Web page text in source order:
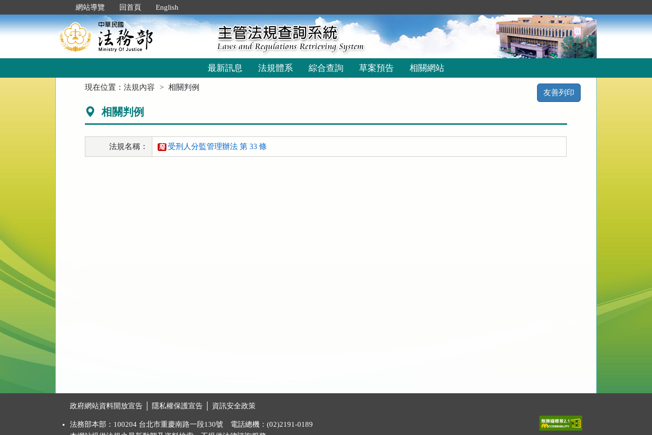
到
主
要
網站導覽 回首頁 English
最新訊息 法規體系 綜合查詢 草案預告 相關網站
現在位置：法規內容 相關判例
友善列印
相關判例
法規名稱： 廢 受刑人分監管理辦法 第 33 條
政府網站資料開放宣告 隱私權保護宣告 資訊安全政策
法務部本部：100204 台北市重慶南路一段130號 電話總機：(02)2191-0189